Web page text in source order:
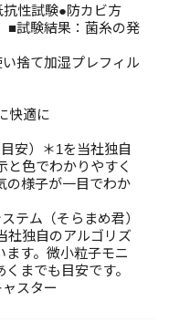
性試験●防カビ方
■試験結果：菌糸の発
捨て加湿プレフィル
快適に
安）＊1を当社独自
と色でわかりやすく
の様子が一目でわか
テム（そらまめ君）
社独自のアルゴリズ
す。微小粒子モニ
までも目安です。
スター